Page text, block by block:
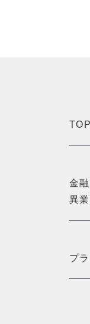
TOP
金
異
プ